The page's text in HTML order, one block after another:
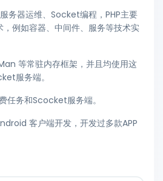
务器运维、Socket编程，PHP主要
例如容器、中间件、服务等技术实
等常驻内存框架，并且均使用这
服务端。
任务和Scocket服务端。
客户端开发，开发过多款APP